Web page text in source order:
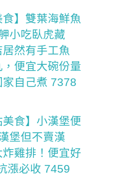
食】雙葉海鮮魚
小吃臥虎藏
然有手工魚
便宜大碗份量
自己煮 7378
美食】小漢堡便
堡但不賣漢
雞排！便宜好
漲必收 7459